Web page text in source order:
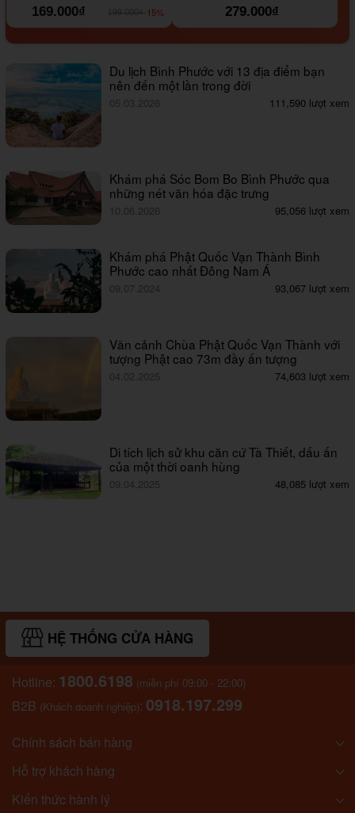
169.000₫
-15%
279.000₫
Du lịch Bình Phước với 13 địa điểm bạn
nên đến một lần trong đời
05.03.2026 111,590 lượt xem
Khám phá Sóc Bom Bo Bình Phước qua
những nét văn hóa đặc trưng
10.06.2026 95,056 lượt xem
Khám phá Phật Quốc Vạn Thành Bình
Phước cao nhất Đông Nam Á
09.07.2024 93,067 lượt xem
Vãn cảnh Chùa Phật Quốc Vạn Thành với
tượng Phật cao 73m đầy ấn tượng
04.02.2025 74,603 lượt xem
Di tích lịch sử khu căn cứ Tà Thiết, dấu ấn
của một thời oanh hùng
09.04.2025 48,085 lượt xem
HỆ THỐNG CỬA HÀNG
Hotline: 1800.6198 (miễn phí 09:00 - 22:00)
B2B (Khách doanh nghiệp): 0918.197.299
Chính sách bán hàng
Hỗ trợ khách hàng
Kiến thức hành lý